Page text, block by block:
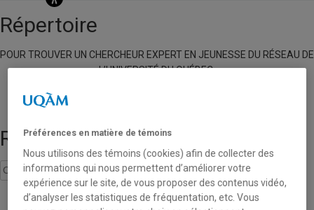
Répertoire
POUR TROUVER UN CHERCHEUR EXPERT EN JEUNESSE DU RÉSEAU DE
L’UNIVERSITÉ DU QUÉBEC.
Recherche
Préférences en matière de témoins
Nous utilisons des témoins (cookies) afin de collecter des
informations qui nous permettent d’améliorer votre
expérience sur le site, de vous proposer des contenus vidéo,
d’analyser les statistiques de fréquentation, etc. Vous